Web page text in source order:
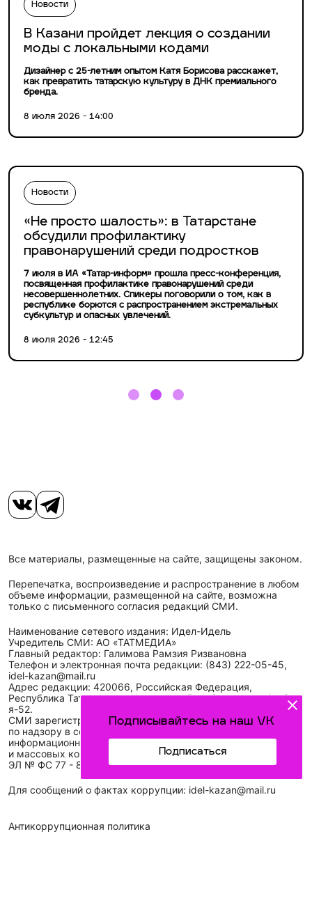
Новости
В Казани пройдет лекция о создании
моды с локальными кодами
Дизайнер с 25-летним опытом Катя Борисова расскажет,
как превратить татарскую культуру в ДНК премиального
бренда.
8 июля 2026 - 14:00
Новости
«Не просто шалость»: в Татарстане
обсудили профилактику
правонарушений среди подростков
7 июля в ИА «Татар-информ» прошла пресс-конференция,
посвященная профилактике правонарушений среди
несовершеннолетних. Спикеры поговорили о том, как в
республике борются с распространением экстремальных
субкультур и опасных увлечений.
8 июля 2026 - 12:45
Подписывайтесь на наш VK
Подписаться
Все материалы, размещенные на сайте, защищены законом.
Перепечатка, воспроизведение и распространение в любом
объеме информации, размещенной на сайте, возможна
только с письменного согласия редакций СМИ.
Наименование сетевого издания: Идел-Идель
Учредитель СМИ: АО «ТАТМЕДИА»
Главный редактор: Галимова Рамзия Ризвановна
Телефон и электронная почта редакции: (843) 222-05-45,
idel-kazan@mail.ru
Адрес редакции: 420066, Российская Федерация,
Республика Татарстан, г. Казань, ул. Декабристов, д. 2, а/
я-52.
СМИ зарегистрировано Федеральной службой
по надзору в сфере связи,
информационных технологий
и массовых коммуникаций (Роскомнадзор)
ЭЛ № ФС 77 - 89431 от 14.05.2025
Для сообщений о фактах коррупции: idel-kazan@mail.ru
Антикоррупционная политика